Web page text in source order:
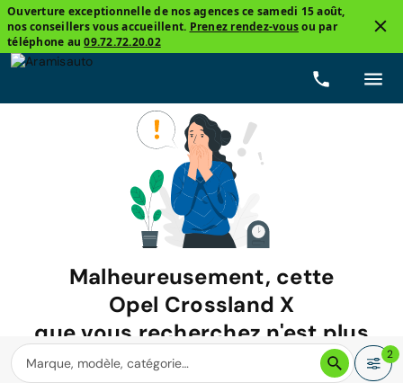
Ouverture exceptionnelle de nos agences ce samedi 15 août,
nos conseillers vous accueillent. Prenez rendez-vousou par
téléphone au09.72.72.20.02
Malheureusement, cette
Opel Crossland X
que vous recherchez n'est plus
disponible.
2